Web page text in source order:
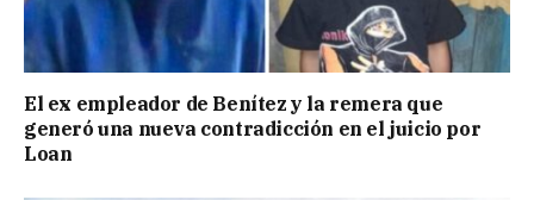
El ex empleador de Benítez y la remera que
generó una nueva contradicción en el juicio por
Loan